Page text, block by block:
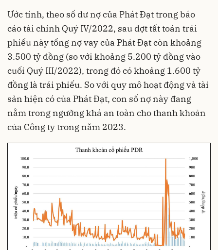
Ước tính, theo số dư nợ của Phát Đạt trong báo
cáo tài chính Quý IV/2022, sau đợt tất toán trái
phiếu này tổng nợ vay của Phát Đạt còn khoảng
3.500 tỷ đồng (so với khoảng 5.200 tỷ đồng vào
cuối Quý III/2022), trong đó có khoảng 1.600 tỷ
đồng là trái phiếu. So với quy mô hoạt động và tài
sản hiện có của Phát Đạt, con số nợ này đang
nằm trong ngưỡng khá an toàn cho thanh khoản
của Công ty trong năm 2023.